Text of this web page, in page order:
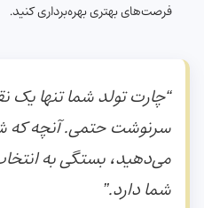
فرصت‌های بهتری بهره‌برداری کنید.
“چارت تولد شما تنها
سرنوشت حتمی. آنچه که
می‌دهید، بستگی به
شما دارد.”